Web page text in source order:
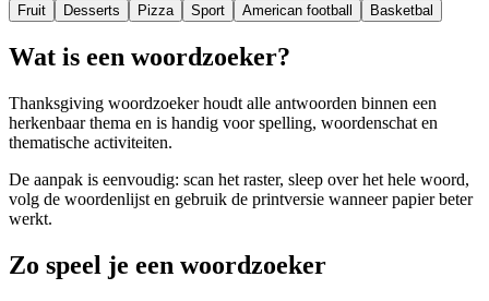
Fruit
Desserts Pizza Sport American football Basketbal
Wat is een woordzoeker?
Thanksgiving woordzoeker houdt alle antwoorden binnen een
herkenbaar thema en is handig voor spelling, woordenschat en
thematische activiteiten.
De aanpak is eenvoudig: scan het raster, sleep over het hele woord,
volg de woordenlijst en gebruik de printversie wanneer papier beter
werkt.
Zo speel je een woordzoeker